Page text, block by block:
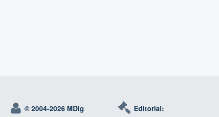
© 2004-2026 MDig
Editorial: